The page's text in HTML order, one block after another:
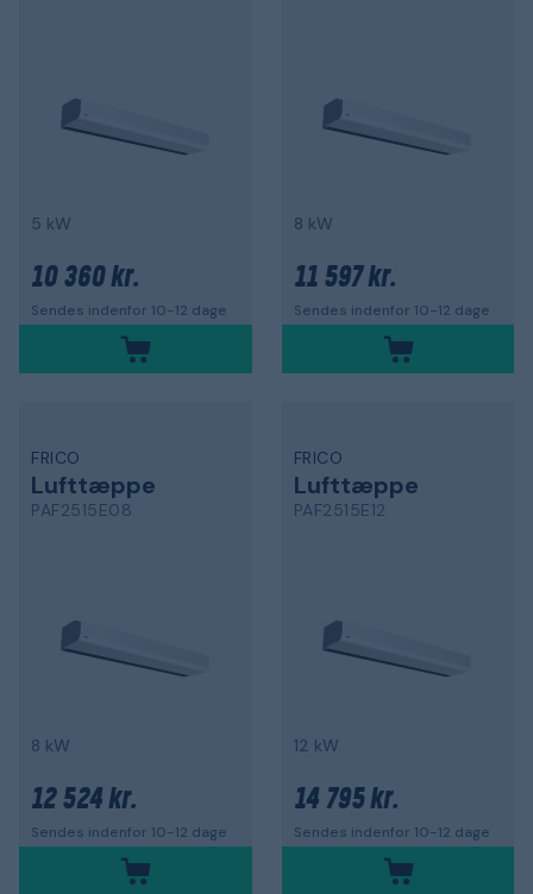
5 kW
10 360 kr.
Sendes indenfor 10-12 dage
8 kW
11 597 kr.
Sendes indenfor 10-12 dage
FRICO
Lufttæppe
PAF2515E08
8 kW
12 524 kr.
Sendes indenfor 10-12 dage
FRICO
Lufttæppe
PAF2515E12
12 kW
14 795 kr.
Sendes indenfor 10-12 dage